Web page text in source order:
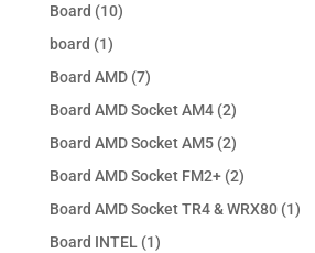
Board 1010
board 11
producto
Board AMD 77
productos
Board AMD Socket AM4 22
productos
Board AMD Socket AM5 22
productos
Board AMD Socket FM2+ 22
productos
Board AMD Socket TR4 & WRX80 11
Board INTEL 11